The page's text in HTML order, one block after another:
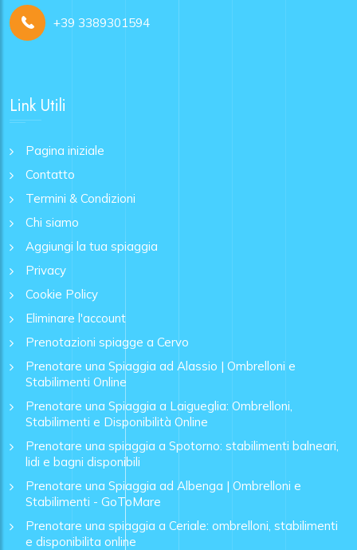
+39 3389301594
Link Utili
Pagina iniziale
Contatto
Termini & Condizioni
Chi siamo
Aggiungi la tua spiaggia
Privacy
Cookie Policy
Eliminare l'account
Prenotazioni spiagge a Cervo
Prenotare una Spiaggia ad Alassio | Ombrelloni e
Stabilimenti Online
Prenotare una Spiaggia a Laigueglia: Ombrelloni,
Stabilimenti e Disponibilità Online
Prenotare una spiaggia a Spotorno: stabilimenti balneari,
lidi e bagni disponibili
Prenotare una Spiaggia ad Albenga | Ombrelloni e
Stabilimenti - GoToMare
Prenotare una spiaggia a Ceriale: ombrelloni, stabilimenti
e disponibilita online